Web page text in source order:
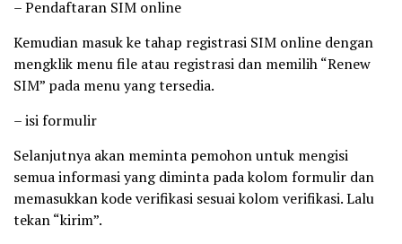
– Pendaftaran SIM online
Kemudian masuk ke tahap registrasi SIM online dengan
mengklik menu file atau registrasi dan memilih “Renew
SIM” pada menu yang tersedia.
– isi formulir
Selanjutnya akan meminta pemohon untuk mengisi
semua informasi yang diminta pada kolom formulir dan
memasukkan kode verifikasi sesuai kolom verifikasi. Lalu
tekan “kirim”.